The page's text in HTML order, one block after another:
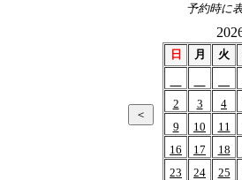
予約時に
日 月 火
2
3 4
9
10 11
16
17 18
23
24 25